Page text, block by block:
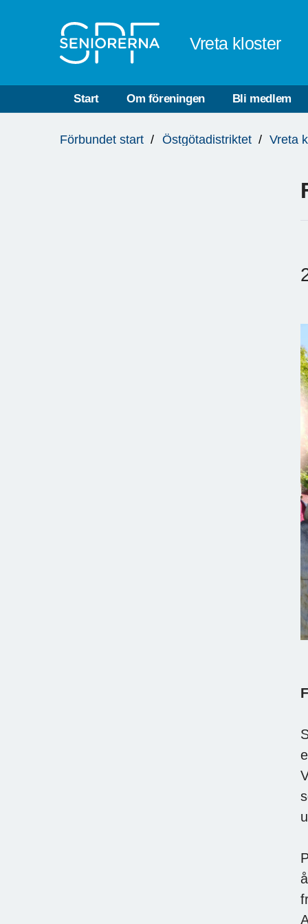
Vreta kloster
Start Om föreningen Bli medlem
är
Förbundet start Östgötadistriktet Vreta